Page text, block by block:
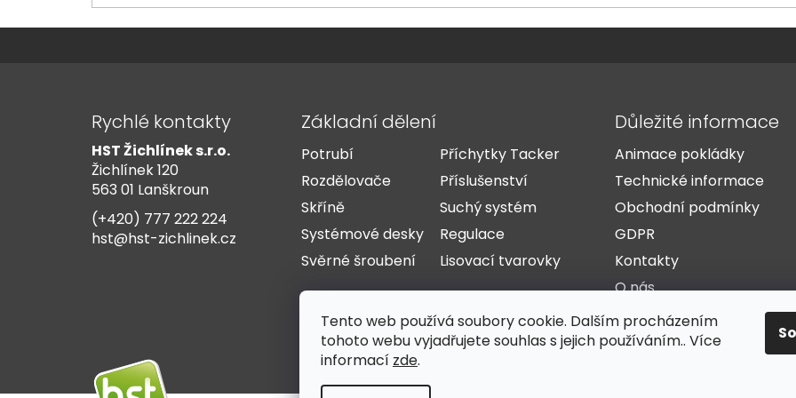
Tento web používá soubory cookie. Dalším procházením
tohoto webu vyjadřujete souhlas s jejich používáním.. Více
informací zde.
Rychlé kontakty
HST Žichlínek s.r.o.
Žichlínek 120
563 01 Lanškroun
(+420) 777 222 224
hst@hst-zichlinek.cz
Základní dělení
Potrubí
Příchytky Tacker
Rozdělovače
Příslušenství
Skříně
Suchý systém
Systémové desky
Regulace
Svěrné šroubení
Lisovací tvarovky
Důležité informace
Animace pokládky
Technické informace
Obchodní podmínky
GDPR
Kontakty
O nás
Doprava a platba
Reference